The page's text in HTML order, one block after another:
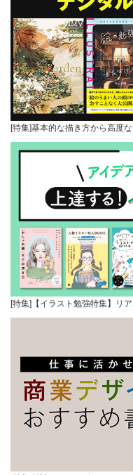
[特集]基本的な描き方から高度
[特集]【イラスト勉強特集】リ